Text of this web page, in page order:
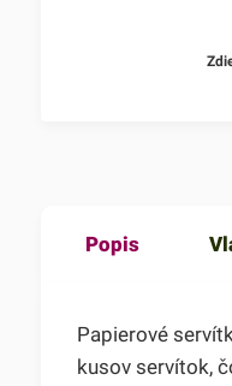
Popis
Papierové
kusov servítok,